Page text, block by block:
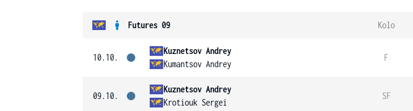
Futures 09 Kolo
10.10.
Kuznetsov Andrey
Kumantsov Andrey
F
09.10.
Kuznetsov Andrey
Krotiouk Sergei
SF